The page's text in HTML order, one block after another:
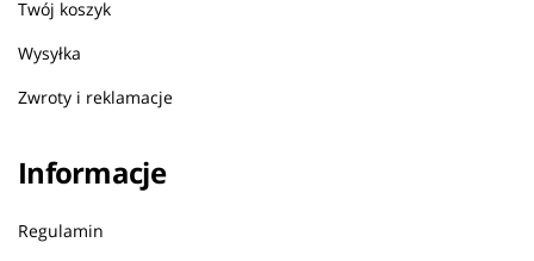
Twój koszyk
Wysyłka
Zwroty i reklamacje
Informacje
Regulamin